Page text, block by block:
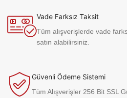
Vade Farksız Taksit
Tüm alışverişlerde vade
satın alabilirsiniz.
Güvenli Ödeme Sistemi
Tüm Alışverişler 256 Bit SSL